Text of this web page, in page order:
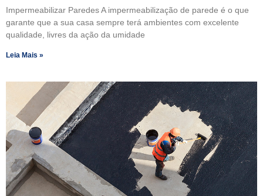
Impermeabilizar Paredes A impermeabilização de parede é o que
garante que a sua casa sempre terá ambientes com excelente
qualidade, livres da ação da umidade
Leia Mais »